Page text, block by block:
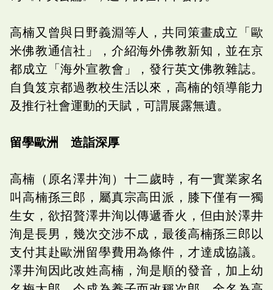
高楠又曾與日野義淵等人，共同策畫成立「歐
米佛教通信社」，介紹海外佛教新知，並在京
都成立「海外宣教會」，發行英文佛教雜誌。
自負笈京都過教校生活以來，高楠的領導能力
及推行社會運動的天賦，可謂展露無遺。
留學歐洲 造詣深厚
高楠（原名澤井洵）十二歲時，有一實業家名
叫高楠孫三郎，屬真宗高田派，膝下僅有一獨
生女，欲招贅澤井洵以傳遞香火，但由於澤井
洵是長男，幾次交涉不成，最後高楠孫三郎以
支付其赴歐洲留學費用為條件，才達成協議。
澤井洵因此改姓高楠，洵是順的發音，加上幼